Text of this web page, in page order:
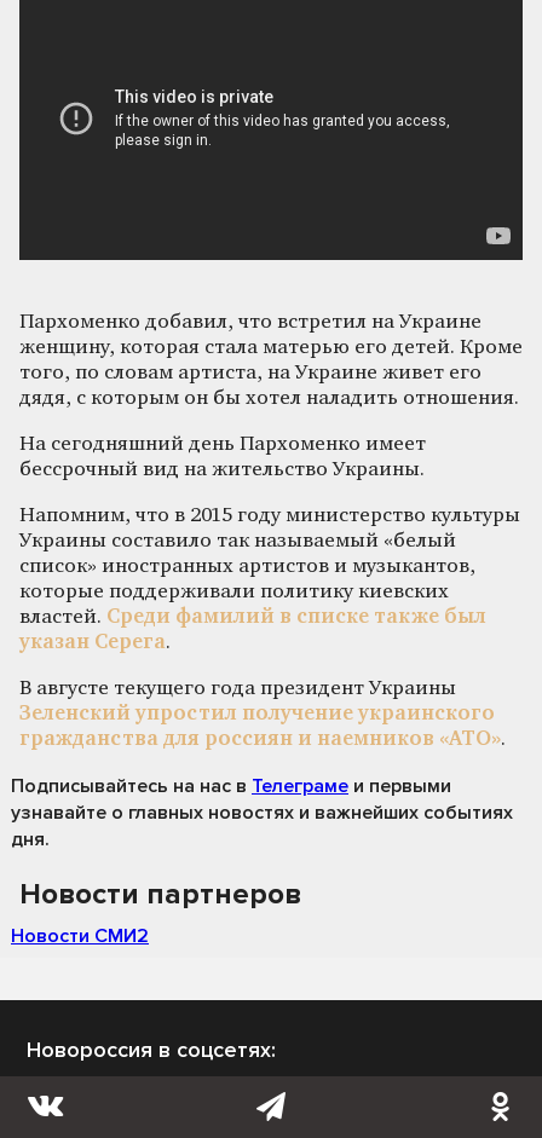
Пархоменко добавил, что встретил на Украине
женщину, которая стала матерью его детей. Кроме
того, по словам артиста, на Украине живет его
дядя, с которым он бы хотел наладить отношения.
На сегодняшний день Пархоменко имеет
бессрочный вид на жительство Украины.
Напомним, что в 2015 году министерство культуры
Украины составило так называемый «белый
список» иностранных артистов и музыкантов,
которые поддерживали политику киевских
властей. Среди фамилий в списке также был
указан Серега.
В августе текущего года президент Украины
Зеленский упростил получение украинского
гражданства для россиян и наемников «АТО».
Подписывайтесь на нас в Телеграме и первыми
узнавайте о главных новостях и важнейших событиях
дня.
Новости партнеров
Новости СМИ2
Новороссия в соцсетях: